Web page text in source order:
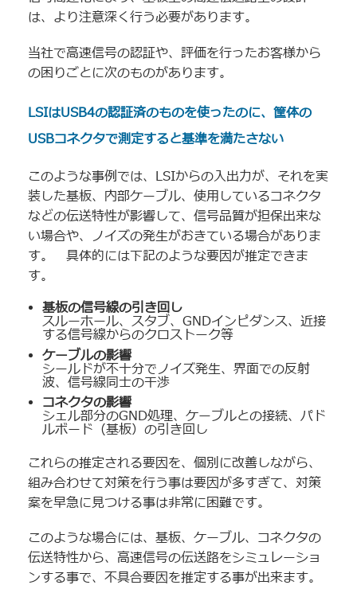
は、より注意深く行う必要があります。
当社で高速信号の認証や、評価を行ったお客様から
の困りごとに次のものがあります。
LSIはUSB4の認証済のものを使ったのに、筐体の
USBコネクタで測定すると基準を満たさない
このような事例では、LSIからの入出力が、それを実
装した基板、内部ケーブル、使用しているコネクタ
などの伝送特性が影響して、信号品質が担保出来な
い場合や、ノイズの発生がおきている場合がありま
す。 具体的には下記のような要因が推定できま
す。
基板の信号線の引き回し
スルーホール、スタブ、GNDインピダンス、近接
する信号線からのクロストーク等
ケーブルの影響
シールドが不十分でノイズ発生、界面での反射
波、信号線同士の干渉
コネクタの影響
シェル部分のGND処理、ケーブルとの接続、パド
ルボード（基板）の引き回し
これらの推定される要因を、個別に改善しながら、
組み合わせて対策を行う事は要因が多すぎて、対策
案を早急に見つける事は非常に困難です。
このような場合には、基板、ケーブル、コネクタの
伝送特性から、高速信号の伝送路をシミュレーショ
ンする事で、不具合要因を推定する事が出来ます。